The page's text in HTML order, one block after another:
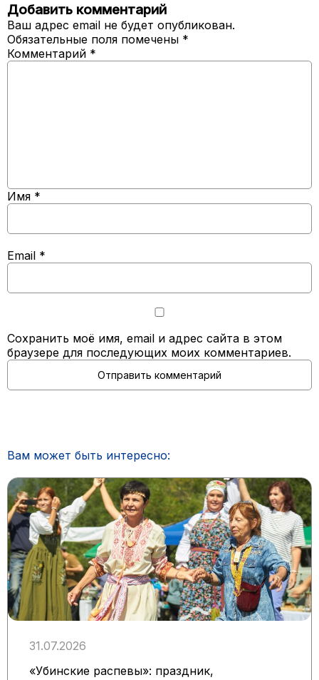
Добавить комментарий
Ваш адрес email не будет опубликован.
Обязательные поля помечены *
Комментарий *
Имя *
Email *
Сохранить моё имя, email и адрес сайта в этом
браузере для последующих моих комментариев.
Вам может быть интересно:
31.07.2026
«Убинские распевы»: праздник,